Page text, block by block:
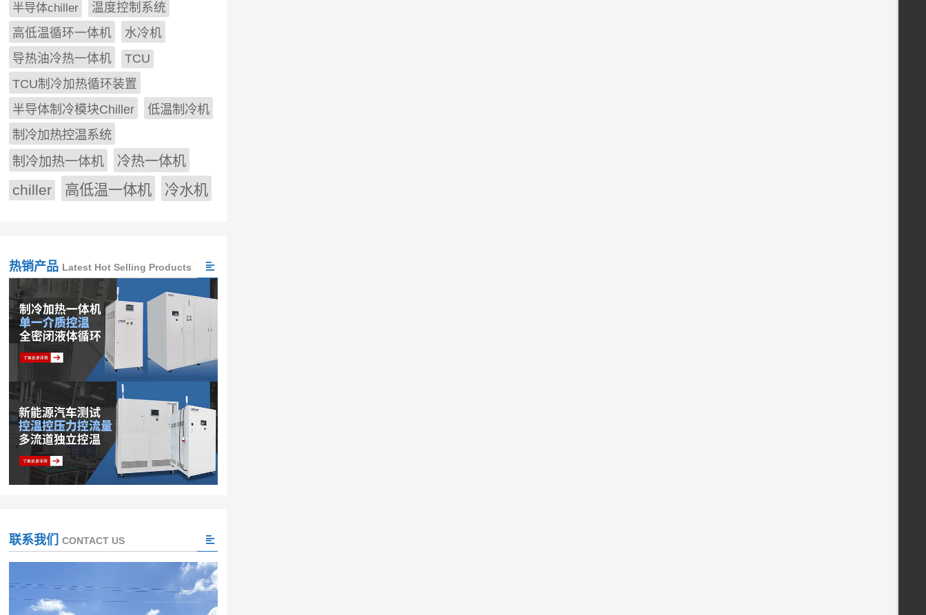
半导体chiller
温度控制系统
高低温循环一体机
水冷机
导热油冷热一体机
TCU
TCU制冷加热循环装置
半导体制冷模块Chiller
低温制冷机
制冷加热控温系统
制冷加热一体机
冷热一体机
chiller 高低温一体机 冷水机
热销产品 Latest Hot Selling Products
联系我们 CONTACT US